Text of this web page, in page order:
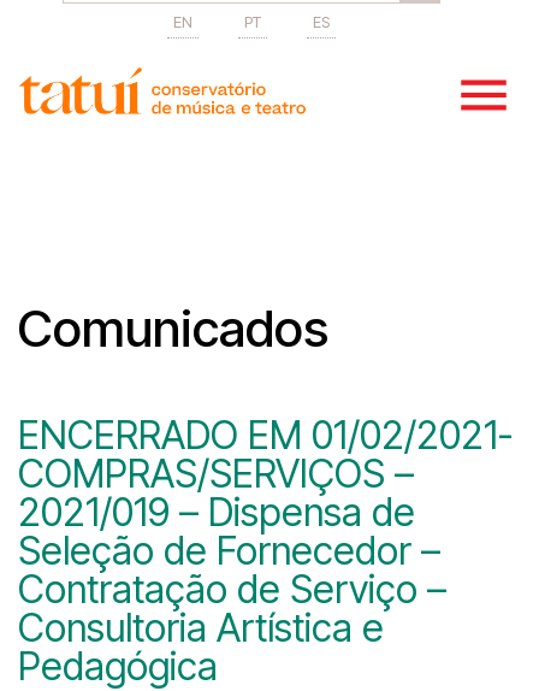
EN PT ES
Comunicados
ENCERRADO EM 01/02/2021-
COMPRAS/SERVIÇOS –
2021/019 – Dispensa de
Seleção de Fornecedor –
Contratação de Serviço –
Consultoria Artística e
Pedagógica